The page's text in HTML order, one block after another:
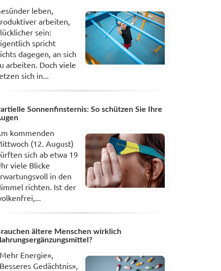
leben,
arbeiten,
sein:
spricht
dagegen, an sich
arbeiten. Doch viele
sich in...
Sonnenfinsternis: So schützen Sie Ihre
kommenden
(12. August)
sich ab etwa 19
viele Blicke
in den
richten. Ist der
ältere Menschen wirklich
Energie»,
Gedächtnis»,